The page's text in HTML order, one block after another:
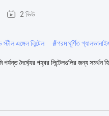
2 ভিউ
এঙ্গেল লিন্টেল #গরম ঘূর্ণিত
দৈর্ঘ্যের গহ্বর লিন্টেলগুলির জন্য